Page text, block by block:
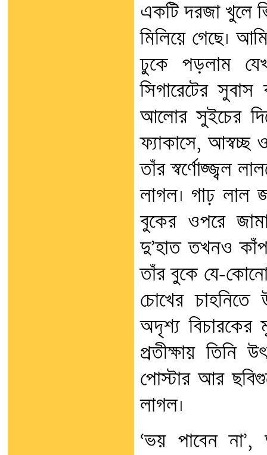
একটি দরজা খুলে
মিলিয়ে গেছে।
ঢুকে পড়লাম
সিগারেটের
আলোর সুইচের
ফ্যাকাসে, আস্বচ্ছ
তাঁর স্বর্ণোজ্জ্বল
লাগল। গাঢ় লাল
বুকের ওপরে
দু’হাত তখনও
তাঁর বুকে যে-কোনো
চোখের
অদৃশ্য বিচারকের
প্রতীক্ষায় তিনি
পোস্টার আর
লাগল।
‘ভয় পাবেন